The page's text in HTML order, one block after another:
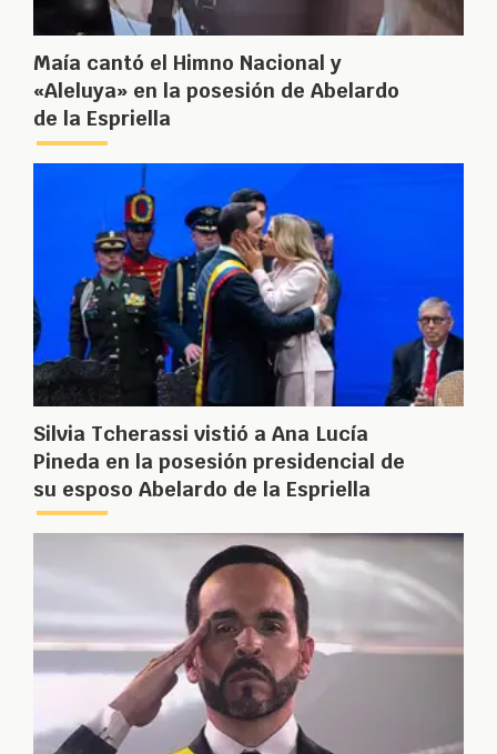
Maía cantó el Himno Nacional y
«Aleluya» en la posesión de Abelardo
de la Espriella
Silvia Tcherassi vistió a Ana Lucía
Pineda en la posesión presidencial de
su esposo Abelardo de la Espriella